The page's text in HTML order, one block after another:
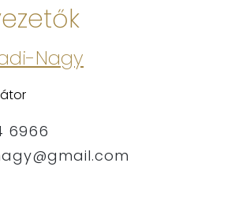
Nagy
Facilitátor
6966